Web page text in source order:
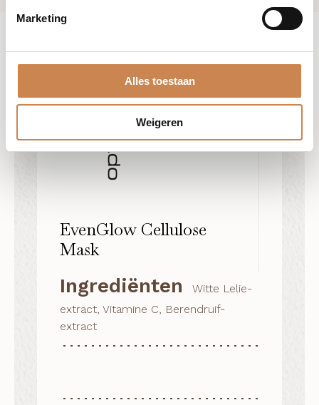
Marketing
Alles toestaan
Weigeren
EvenGlow Cellulose
Mask
Ingrediënten
Witte Lelie-
extract, Vitamine C, Berendruif-
extract